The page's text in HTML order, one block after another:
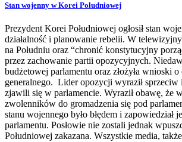
Stan wojenny w Korei Południowej
Prezydent Korei Południowej ogłosił stan
działalność i planowanie rebelii. W
na Południu oraz “chronić konstytucyjny
przez zachowanie partii opozycyjnych.
budżetowej parlamentu oraz złożyła wnioski
generalnego. Lider opozycji wyraził sprzeciw
zjawili się w parlamencie. Wyraził obawę, że
zwolenników do gromadzenia się pod
stanu wojennego było błędem i zapowiedział
parlamentu. Posłowie nie zostali jednak
Południowej zakazana. Wszystkie media,